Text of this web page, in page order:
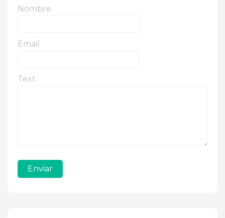
Nombre
Email
Text
Enviar